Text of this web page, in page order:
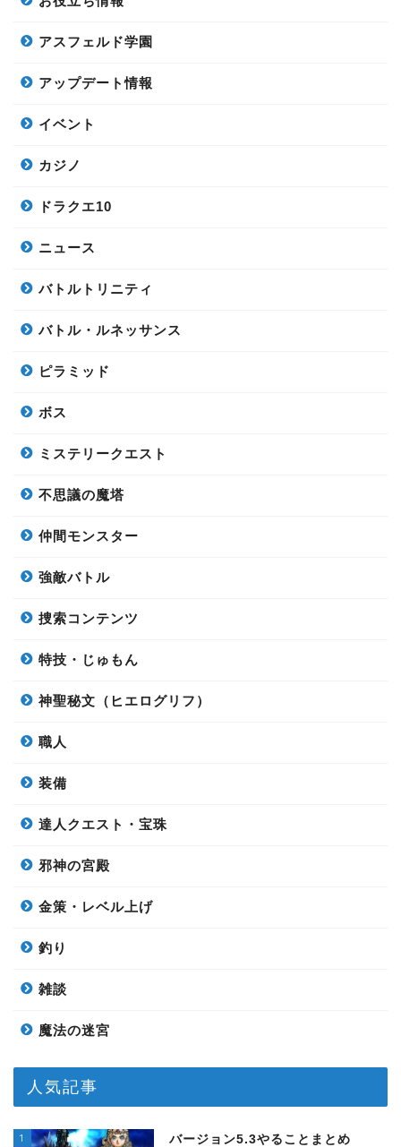
アスフェルド学園
アップデート情報
イベント
カジノ
ドラクエ10
ニュース
バトルトリニティ
バトル・ルネッサンス
ピラミッド
ボス
ミステリークエスト
不思議の魔塔
仲間モンスター
強敵バトル
捜索コンテンツ
特技・じゅもん
神聖秘文（ヒエログリフ）
職人
装備
達人クエスト・宝珠
邪神の宮殿
金策・レベル上げ
釣り
雑談
魔法の迷宮
人気記事
1 バージョン5.3やることまとめ